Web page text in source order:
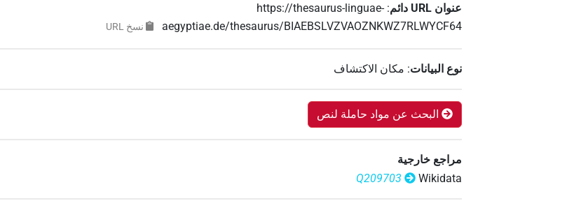
عنوان‏ ‏URL‏ دائم :
https://thesaurus-linguae-
aegyptiae.de/thesaurus/BIAEBSLVZVAOZNKWZ7RLWYCF64
نسخ‏ ‏URL
نوع البيانات: مكان الاكتشاف
البحث عن مواد حاملة لنص
مراجع خارجية
Wikidata
Q209703